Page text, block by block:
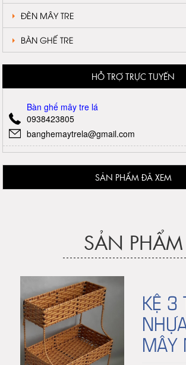
ĐÈN MÂY TRE
BÀN GHẾ TRE
HỖ TRỢ TRỰC TUYẾN
Bàn ghế mây tre lá
0938423805
banghemaytrela@gmail.com
SẢN PHẨM ĐÃ XEM
SẢN PHẨM
KỆ 3
MÂY